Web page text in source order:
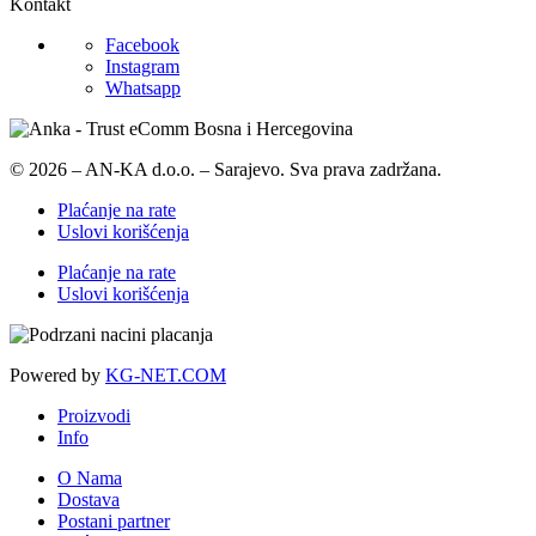
Kontakt
Facebook
Instagram
Whatsapp
© 2026 – AN-KA d.o.o. – Sarajevo. Sva prava zadržana.
Plaćanje na rate
Uslovi korišćenja
Plaćanje na rate
Uslovi korišćenja
Powered by KG-NET.COM
Proizvodi
Info
O Nama
Dostava
Postani partner